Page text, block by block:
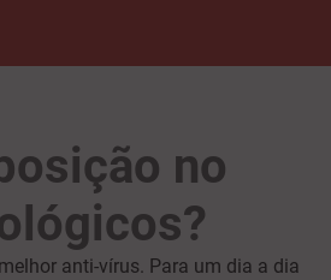
no
anti-vírus. Para um dia a dia